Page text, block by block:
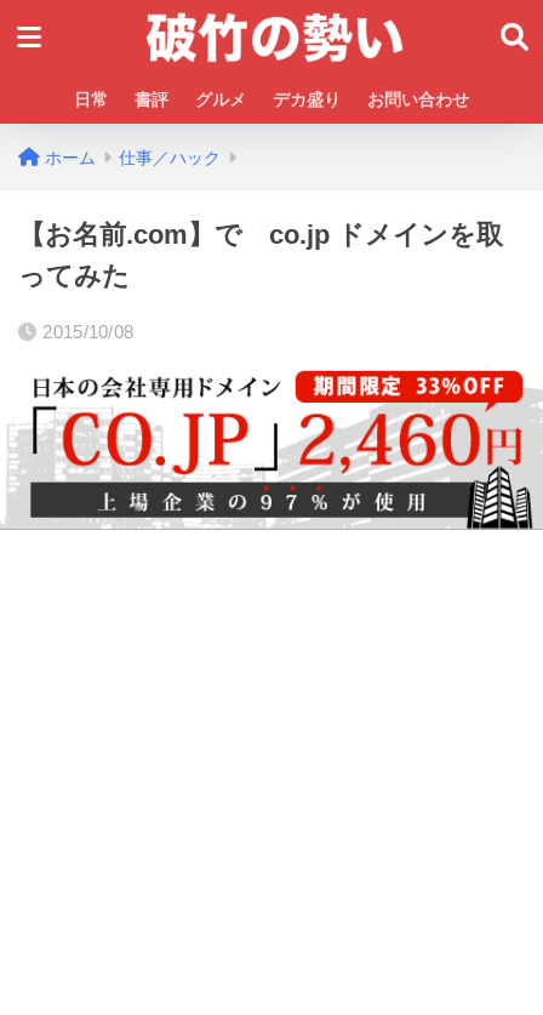
日常 書評 グルメ デカ盛り お問い合わせ
ホーム 仕事／ハック
【お名前.com】で co.jp ドメインを取
ってみた
2015/10/08